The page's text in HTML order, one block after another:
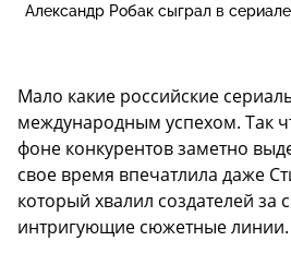
Александр Робак сыграл в
Мало какие российские
международным успехом. Так
фоне конкурентов заметно
свое время впечатлила даже
который хвалил создателей за
интригующие сюжетные линии.